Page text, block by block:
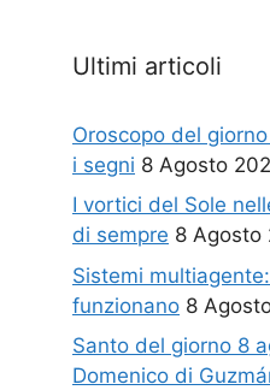
Ultimi articoli
Oroscopo del
i segni 8 Agosto
I vortici del Sole
di sempre 8 Agosto
Sistemi
funzionano 8
Santo del giorno 8
Domenico di